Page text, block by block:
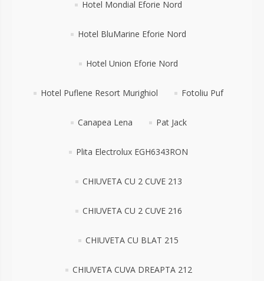
Hotel Mondial Eforie Nord
Hotel BluMarine Eforie Nord
Hotel Union Eforie Nord
Hotel Puflene Resort Murighiol Fotoliu Puf
Canapea Lena Pat Jack
Plita Electrolux EGH6343RON
CHIUVETA CU 2 CUVE 213
CHIUVETA CU 2 CUVE 216
CHIUVETA CU BLAT 215
CHIUVETA CUVA DREAPTA 212